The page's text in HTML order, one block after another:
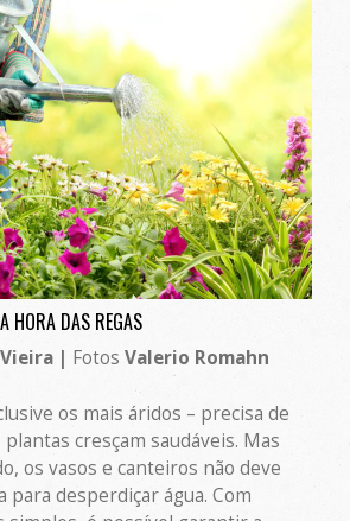
HORA DAS REGAS
| FotosValerio Romahn
os mais áridos – precisa de
cresçam saudáveis. Mas
os vasos e canteiros não deve
para desperdiçar água. Com